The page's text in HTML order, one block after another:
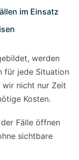
im Einsatz
werden
für jede Situation
wir nicht nur Zeit
Kosten.
Fälle öffnen
sichtbare